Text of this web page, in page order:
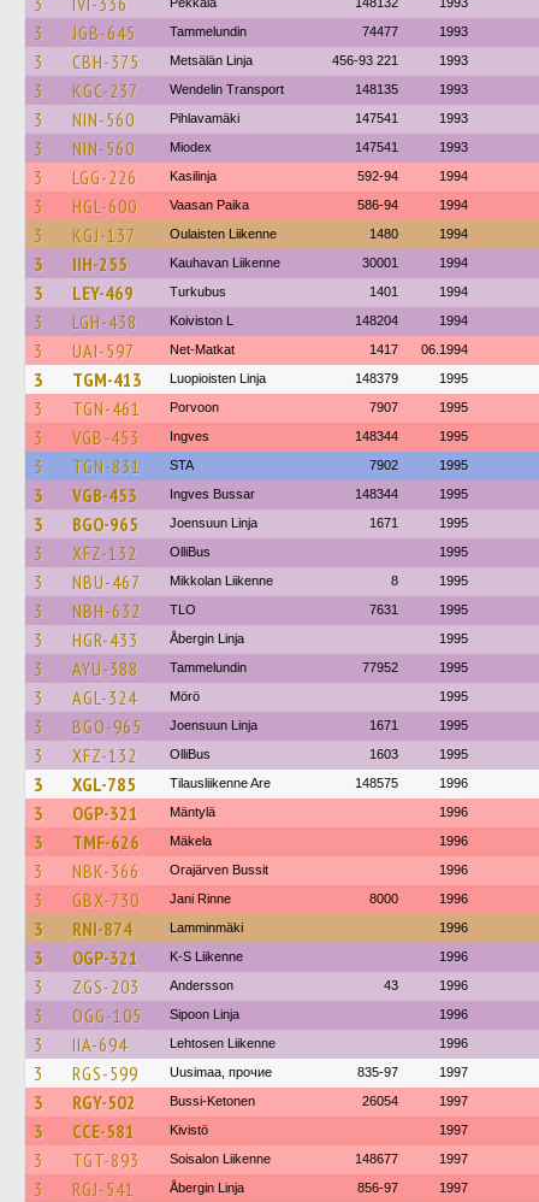
3 JGB-645 Tammelundin 74477 1993
3 CBH-375 Metsälän Linja 456-93 221 1993
3 KGC-237 Wendelin Transport 148135 1993
3 NIN-560 Pihlavamäki 147541 1993
3 NIN-560 Miodex 147541 1993
3 LGG-226 Kasilinja 592-94 1994
3 HGL-600 Vaasan Paika 586-94 1994
3 KGJ-137 Oulaisten Liikenne 1480 1994
3 IIH-255 Kauhavan Liikenne 30001 1994
3 LEY-469 Turkubus 1401 1994
3 LGH-438 Koiviston L 148204 1994
3 UAI-597 Net-Matkat 1417 06.1994
3 TGM-413 Luopioisten Linja 148379 1995
3 TGN-461 Porvoon 7907 1995
3 VGB-453 Ingves 148344 1995
3 TGN-831 STA 7902 1995
3 VGB-453 Ingves Bussar 148344 1995
3 BGO-965 Joensuun Linja 1671 1995
3 XFZ-132 OlliBus 1995
3 NBU-467 Mikkolan Liikenne 8 1995
3 NBH-632 TLO 7631 1995
3 HGR-433 Åbergin Linja 1995
3 AYU-388 Tammelundin 77952 1995
3 AGL-324 Mörö 1995
3 BGO-965 Joensuun Linja 1671 1995
3 XFZ-132 OlliBus 1603 1995
3 XGL-785 Tilausliikenne Are 148575 1996
3 OGP-321 Mäntylä 1996
3 TMF-626 Mäkela 1996
3 NBK-366 Orajärven Bussit 1996
3 GBX-730 Jani Rinne 8000 1996
3 RNI-874 Lamminmäki 1996
3 OGP-321 K-S Liikenne 1996
3 ZGS-203 Andersson 43 1996
3 OGG-105 Sipoon Linja 1996
3 IIA-694 Lehtosen Liikenne 1996
3 RGS-599 Uusimaa, прочие 835-97 1997
3 RGY-502 Bussi-Ketonen 26054 1997
3 CCE-581 Kivistö 1997
3 TGT-893 Soisalon Liikenne 148677 1997
3 RGJ-541 Åbergin Linja 856-97 1997